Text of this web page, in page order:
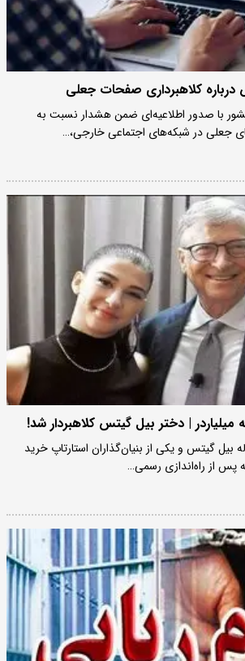
کلاهبرداری صفحات جعلی
با صدور اطلاعیه‌ای ضمن هشدار نسبت به
جعلی در شبکه‌های اجتماعی خارجی،…
میلیاردر | دختر بیل گیتس کلاهبردار شد!
گیتس، دختر ۲۳ ساله بیل گیتس و یکی از بنیان‌گذاران استارتاپ خرید
پس از راه‌اندازی رسمی…